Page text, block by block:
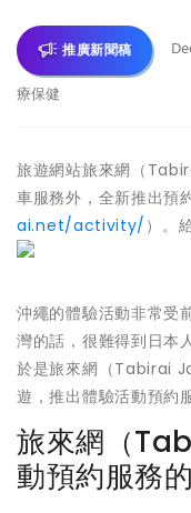
推廣新聞稿
療保健
旅遊網站旅來網（
車服務外，全新推出預
ai.net/activity/ ）。
沖繩的體驗活動非常受
灣的話，很難得到日本
於是旅來網（Tabirai
遊，推出體驗活動預約服
旅來網（
動預約服務